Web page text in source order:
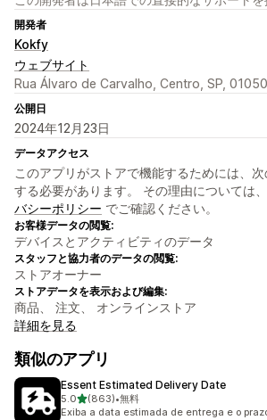
開発者
Kokfy
ウェブサイト
Rua Álvaro de Carvalho, Centro, SP,
公開日
2024年12月23日
データアクセス
このアプリがストアで機能するためには、
する必要があります。 その理由については
バシーポリシー でご確認ください。
お客様データの閲覧:
デバイスとアクティビティのデータ
スタッフと協力者のデータの閲覧:
ストアオーナー
ストアデータを表示および編集:
商品、 注文、 オンラインストア
詳細を見る
類似のアプリ
Essent Estimated Delivery Date
5.05つ星中
(863)
合計レビュー数：863件
•無料
Exiba a data estimada de entrega e o